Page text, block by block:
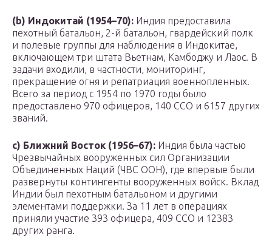
(b) Индокитай (1954–70): Индия предоставила
пехотный батальон, 2-й батальон, гвардейский полк
и полевые группы для наблюдения в Индокитае,
включающем три штата Вьетнам, Камбоджу и Лаос. В
задачи входили, в частности, мониторинг,
прекращение огня и репатриация военнопленных.
Всего за период с 1954 по 1970 годы было
предоставлено 970 офицеров, 140 ССО и 6157 других
званий.
c) Ближний Восток (1956–67): Индия была частью
Чрезвычайных вооруженных сил Организации
Объединенных Наций (ЧВС ООН), где впервые были
развернуты контингенты вооруженных войск. Вклад
Индии был пехотным батальоном и другими
элементами поддержки. За 11 лет в операциях
приняли участие 393 офицера, 409 ССО и 12383
других ранга.